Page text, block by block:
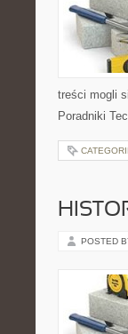
treści mogli
Poradniki
POSTED